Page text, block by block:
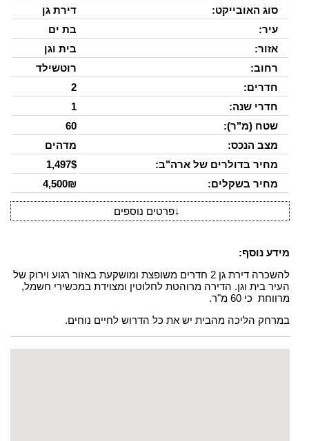
סוג האובייקט:
דירת גן
עיר:
בת ים
אזור:
בית וגן
רחוב:
רוטשילד
חדרים:
2
חדרי שנה:
1
שטח (מ"ר):
60
מצב הנכס:
מדהים
מחיר בדולרים של ארה"ב:
1,497$
מחיר בשקלים:
4,500₪
↓פרטים נוספים
מידע נוסף:
להשכרה דירת גן 2 חדרים משופצת ומושקעת באזור רגוע וירוק של
העיר בית וגן. הדירה מרוהטת לחלוטין ומצוידת במכשירי חשמל,
מרווחת כי 60 מ"ר.
במרחק הליכה מהבית יש את כל הדרוש לחיים נוחים.